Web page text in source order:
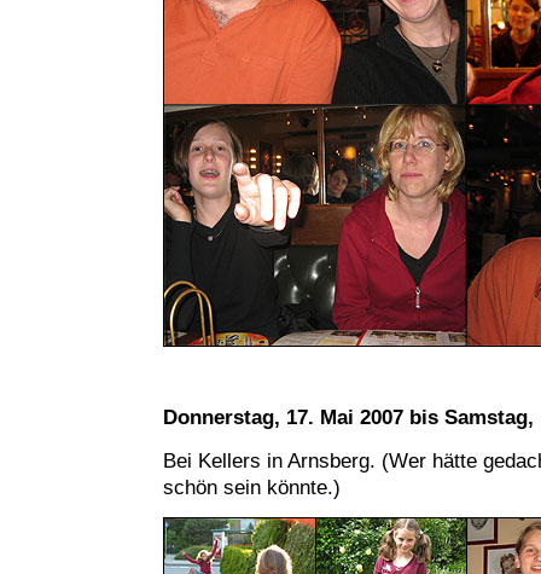
Donnerstag, 17. Mai 2007 bis Samstag,
Bei Kellers in Arnsberg. (Wer hätte
schön sein könnte.)